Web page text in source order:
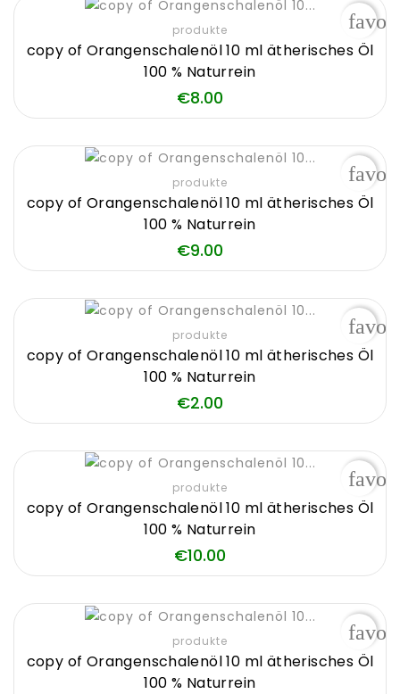
produkte
copy of Orangenschalenöl 10 ml ätherisches Öl
100 % Naturrein
€8.00
produkte
copy of Orangenschalenöl 10 ml ätherisches Öl
100 % Naturrein
€9.00
produkte
copy of Orangenschalenöl 10 ml ätherisches Öl
100 % Naturrein
€2.00
produkte
copy of Orangenschalenöl 10 ml ätherisches Öl
100 % Naturrein
€10.00
produkte
copy of Orangenschalenöl 10 ml ätherisches Öl
100 % Naturrein